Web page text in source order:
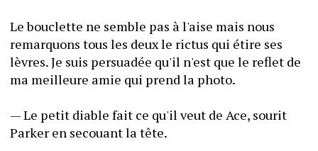
Le bouclette ne semble pas à l'aise mais nous
remarquons tous les deux le rictus qui étire ses
lèvres. Je suis persuadée qu'il n'est que le reflet de
ma meilleure amie qui prend la photo.
— Le petit diable fait ce qu'il veut de Ace, sourit
Parker en secouant la tête.